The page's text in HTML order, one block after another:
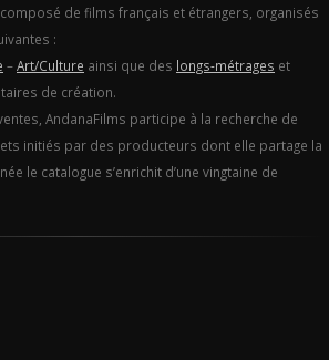
de films français et étrangers, organisés
:
–Art/Culture ainsi que des longs-métrages et
de création.
AndanaFilms participe à la recherche de
initiés par des producteurs dont elle partage la
le catalogue s’enrichit d’une vingtaine de